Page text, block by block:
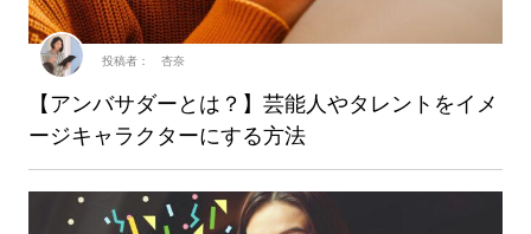
【アンバサダーとは？】芸能人やタレントをイメ
ージキャラクターにする方法
投稿者： 杏奈